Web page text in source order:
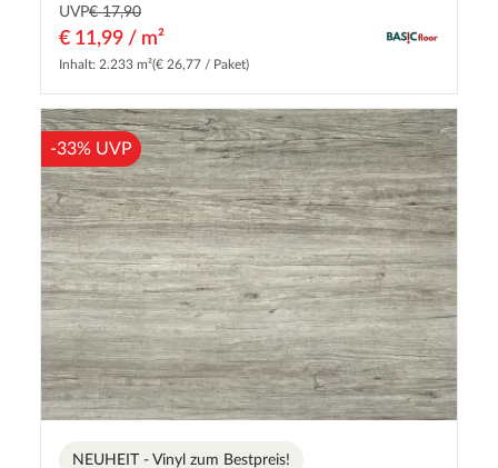
UVP€ 17,90
€ 11,99 / m²
Inhalt: 2.233 m²(€ 26,77 / Paket)
-33% UVP
NEUHEIT - Vinyl zum Bestpreis!